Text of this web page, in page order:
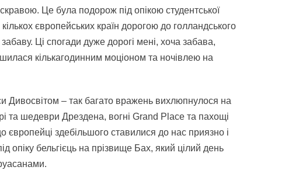
Це була подорож під опікою студентської
європейських країн дорогою до голландського
Ці спогади дуже дорогі мені, хоча забава,
кількагодинним моціоном та ночівлею на
Дивосвітом – так багато вражень вихлюпнулося на
та шедеври Дрездена, вогні Grand Place та пахощі
здебільшого ставилися до нас приязно і
опіку бельгієць на прізвище Бах, який цілий день